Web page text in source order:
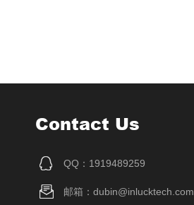
Contact Us
QQ：1919489259
邮箱：dubin@inlucktech.com